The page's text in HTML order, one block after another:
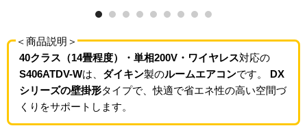
＜商品説明＞
40クラス（14畳程度）・単相200V・ワイヤレス対応の
S406ATDV-Wは、 ダイキン製のルームエアコンです。 DX
シリーズの壁掛形タイプで、快適で省エネ性の高い空間づ
くりをサポートします。